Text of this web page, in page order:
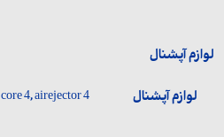
لوازم آپشنال
لوازم آپشنال core 4, airejector 4